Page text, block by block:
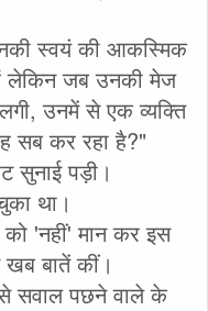
स्वयं की आकस्मिक
लेकिन जब उनकी मेज
उनमें से एक व्यक्ति
सब कर रहा है?"
सुनाई पड़ी।
था।
'नहीं' मान कर इस
बातें कीं।
सवाल पछने वाले के